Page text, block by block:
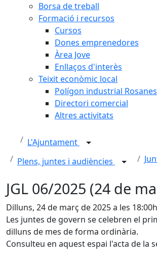
Borsa de treball
Formació i recursos
Cursos
Dones emprenedores
Àrea Jove
Enllaços d'interès
Teixit econòmic local
Polígon industrial Rosanes
Directori comercial
Altres activitats
L'Ajuntament
Plens, juntes i audiències
JGL 06/2025 (24 de
Dilluns, 24 de març de 2025 a les 18:00h
Les juntes de govern se celebren el
dilluns de mes de forma ordinària.
Consulteu en aquest espai l'acta de la